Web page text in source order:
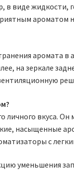
виде жидкости,
ароматом
аромата в
на зеркале
личного вкуса.
насыщенные
с
уменьшения